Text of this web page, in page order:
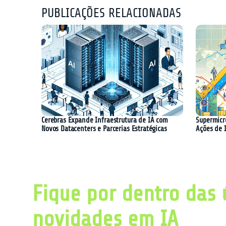
PUBLICAÇÕES RELACIONADAS
Cerebras Expande Infraestrutura de IA com
Novos Datacenters e Parcerias Estratégicas
Ações de
Fique por dentro das
novidades em IA